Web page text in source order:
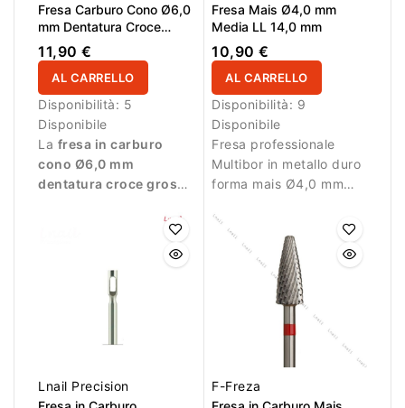
Fresa Carburo Cono Ø6,0
mm Dentatura Croce
Grossa Gold per Mancini
LL 13,0 mm
11,90 €
AL CARRELLO
Disponibilità: 5
Disponibile
La fresa in carburo
cono Ø6,0 mm
dentatura croce grossa
. È indicata per
la rimozione rapida e
controllata di gel,
semipermanente. Il
protegge la superficie e
dona un aspetto
Fresa Mais Ø4,0 mm
Media LL 14,0 mm
10,90 €
AL CARRELLO
Disponibilità: 9
Disponibile
Fresa professionale
Multibor in metallo duro
forma mais Ø4,0 mm
medio e LL 14,0 mm per
rimozione e correzione.
Lnail Precision
F-Freza